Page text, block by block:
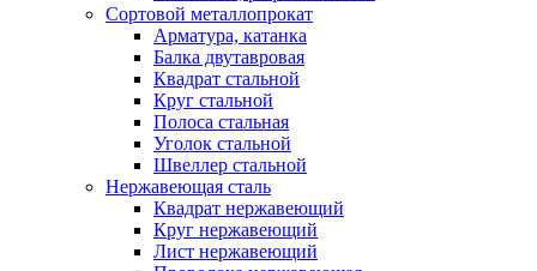
Сортовой металлопрокат
Арматура, катанка
Балка двутавровая
Квадрат стальной
Круг стальной
Полоса стальная
Уголок стальной
Швеллер стальной
Нержавеющая сталь
Квадрат нержавеющий
Круг нержавеющий
Лист нержавеющий